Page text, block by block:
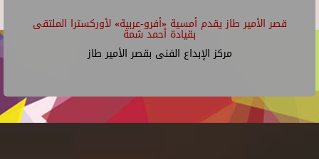
قصر الأمير طاز يقدم أمسية «أفرو-عربية» لأوركسترا الملتقى
بقيادة أحمد شمة
مركز الإبداع الفنى بقصر الأمير طاز